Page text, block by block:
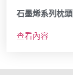
石墨烯系列枕頭
查看內容